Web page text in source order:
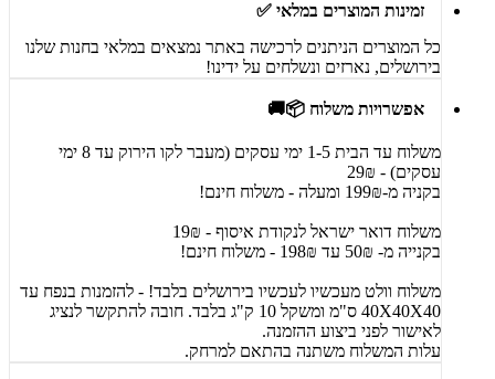
זמינות המוצרים במלאי ✅
כל המוצרים הניתנים לרכישה באתר נמצאים במלאי בחנות שלנו
בירושלים, נארזים ונשלחים על ידינו!
אפשרויות משלוח 📦🚚
משלוח עד הבית 1-5 ימי עסקים (מעבר לקו הירוק עד 8 ימי
עסקים) - 29₪
בקניה מ-199₪ ומעלה - משלוח חינם!
משלוח דואר ישראל לנקודת איסוף - 19₪
בקנייה מ- 50₪ עד 198₪ - משלוח חינם!
משלוח וולט מעכשיו לעכשיו בירושלים בלבד! - להזמנות בנפח עד
40X40X40 ס"מ ומשקל 10 ק"ג בלבד. חובה להתקשר לנציג
לאישור לפני ביצוע ההזמנה.
עלות המשלוח משתנה בהתאם למרחק.